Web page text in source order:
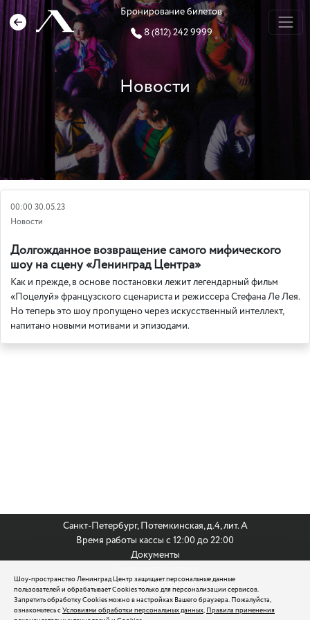
Шоу-пространство Ленинград Центр защищает персональные данные
пользователей и обрабатывает Cookies только для персонализации сервисов.
Запретить обработку Cookies можно в настройках Вашего браузера. Пожалуйста,
ознакомьтесь сУсловиями обработки персональных данных,Правила применения
Бронирование билетов
8 (812) 242 9999
Новости
00:00 30.05.23
Новости
Долгожданное возвращение самого мифического
шоу на сцену «Ленинград Центра»
Как и прежде, в основе постановки лежит легендарный фильм
«Поцелуй» французского сценариста и режиссера Стефана Ле Лея.
Но теперь это шоу пропущено через искусственный интеллект,
напитано новыми мотивами и эпизодами.
Санкт-Петербург, Потемкинская, д.4, лит. А
Время работы кассы с 12:00 до 22:00
Документы
По всем вопросам:
8 (812) 242 9999
reservation@leningradcenter.ru